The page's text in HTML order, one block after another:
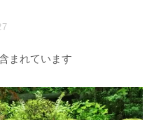
まれています